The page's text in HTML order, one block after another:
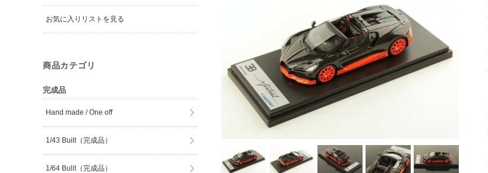
お気に入りリストを見る
商品カテゴリ
完成品
Hand made / One off
1/43 Built（完成品）
1/64 Bulit（完成品）